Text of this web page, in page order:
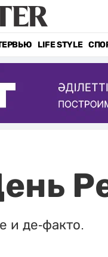
LIFE STYLE
и де-факто.